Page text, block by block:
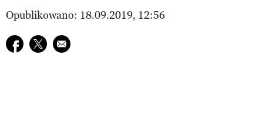
Opublikowano: 18.09.2019, 12:56
Udostępnij na facebook
Udostępnij na twitter
E-mail do przyjaciela